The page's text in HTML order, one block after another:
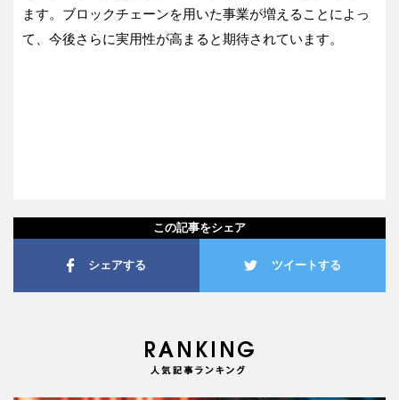
ます。ブロックチェーンを用いた事業が増えることによっ
て、今後さらに実用性が高まると期待されています。
この記事をシェア
シェアする ツイートする